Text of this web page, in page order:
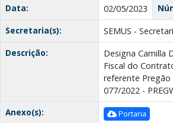
Data:
02/05/2023
Secretaria(s):
SEMUS -
Descrição:
Designa Camilla
Fiscal do
referente Pregão
077/2022 -
Anexo(s):
Portaria